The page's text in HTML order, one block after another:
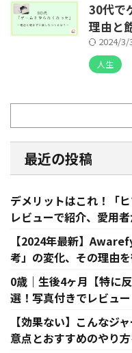
30代で
理由と
2024/3/
人生
最近の投稿
デメリットはこれ！「
レビューで紹介、愛用
【2024年最新】
考」の変化、その理由を
0歳｜生後4ヶ月【特に
選！写真付きでレビュー
【効果ない】こんなジ
意点とおすすめのやり